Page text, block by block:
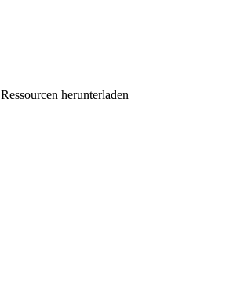
Ressourcen herunterladen